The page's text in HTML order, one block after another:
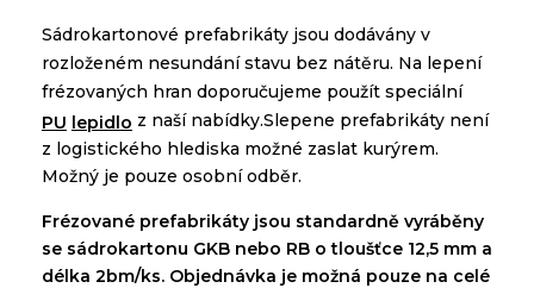
Sádrokartonové prefabrikáty jsou dodávány v
rozloženém nesundání stavu bez nátěru. Na lepení
frézovaných hran doporučujeme použít speciální
PU lepidlo z naší nabídky.Slepene prefabrikáty není
z logistického hlediska možné zaslat kurýrem.
Možný je pouze osobní odběr.
Frézované prefabrikáty jsou standardně vyráběny
se sádrokartonu GKB nebo RB o tloušťce 12,5 mm a
délka 2bm/ks. Objednávka je možná pouze na celé